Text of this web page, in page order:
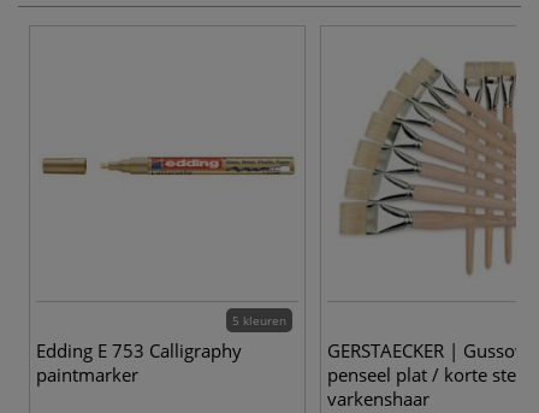
5 kleuren
Edding E 753 Calligraphy
paintmarker
GERSTAECKER | Gussow
penseel plat / korte steel
varkenshaar